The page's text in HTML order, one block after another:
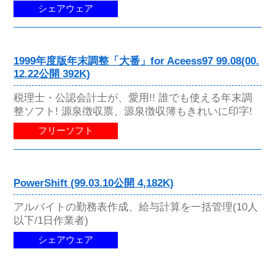
シェアウェア
1999年度版年末調整「大番」for Aceess97 99.08(00.
12.22公開 392K)
税理士・公認会計士が、愛用!! 誰でも使える年末調
整ソフト! 源泉徴収票、源泉徴収簿もきれいに印字!
フリーソフト
PowerShift (99.03.10公開 4,182K)
アルバイトの勤務表作成、給与計算を一括管理(10人
以下/1日作業者)
シェアウェア